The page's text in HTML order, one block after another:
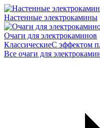
Настенные электрокамины
Очаги для электрокаминов
КлассическиеС эффектом
Все очаги для